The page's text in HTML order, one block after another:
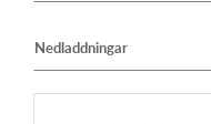
Nedladdningar